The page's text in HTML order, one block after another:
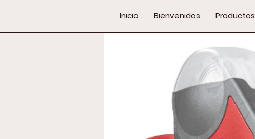
Inicio Bienvenidos Productos